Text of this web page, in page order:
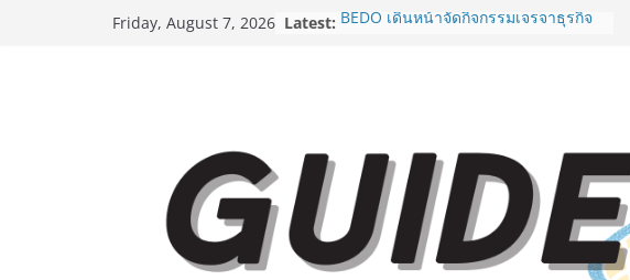
Friday, August 7, 2026 Latest: BEDO เดินหน้าจัดกิจกรรมเจรจาธุรกิจ
ภัณฑ์ครบวงจร ขอเชิญเลือกซื้อมาลัย
และของขวัญต้อนรับวันแม่ เปิดให้
บริการทุกวันตลอด 24 ชั่วโมง
Guangzhou Yinghao School เผยวิสัย
ทัศน์การศึกษาที่พร้อมรับอนาคต “เราไม่
ได้เตรียมนักเรียนเพียงเพื่อก้าวเข้าสู่